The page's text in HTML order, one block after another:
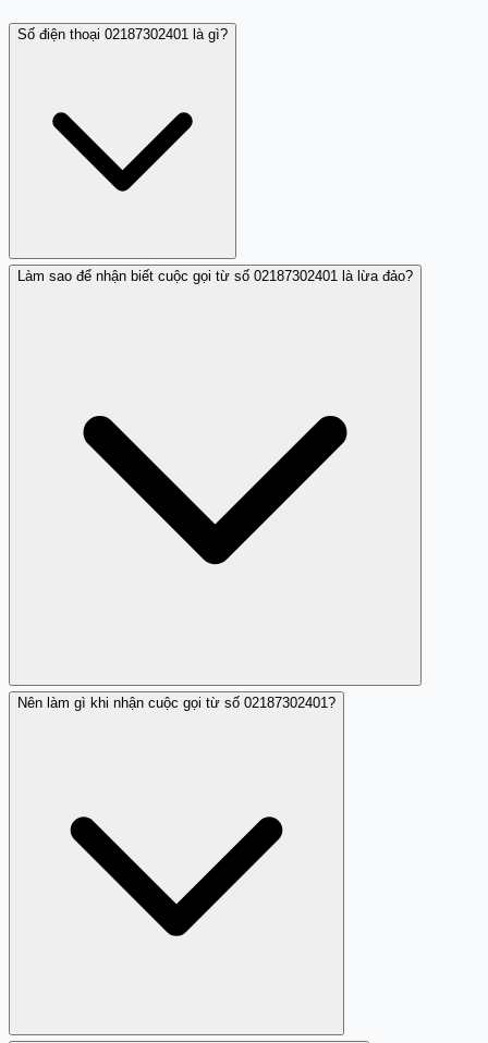
Số điện thoại 02187302401 là gì?
Số điện thoại 02187302401 được báo cáo là số lừa đảo
Làm sao để nhận biết cuộc gọi từ số 02187302401 là lừa đảo?
Các cuộc gọi từ số 02187302401 thường thông báo sai
Nên làm gì khi nhận cuộc gọi từ số 02187302401?